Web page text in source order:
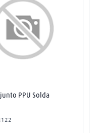
PPU Solda